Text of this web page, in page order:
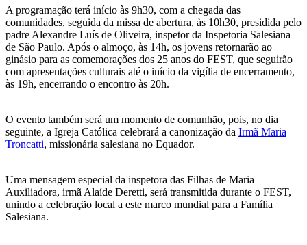
A programação terá início às 9h30, com a chegada das
comunidades, seguida da missa de abertura, às 10h30, presidida pelo
padre Alexandre Luís de Oliveira, inspetor da Inspetoria Salesiana
de São Paulo. Após o almoço, às 14h, os jovens retornarão ao
ginásio para as comemorações dos 25 anos do FEST, que seguirão
com apresentações culturais até o início da vigília de encerramento,
às 19h, encerrando o encontro às 20h.
O evento também será um momento de comunhão, pois, no dia
seguinte, a Igreja Católica celebrará a canonização da Irmã Maria
Troncatti, missionária salesiana no Equador.
Uma mensagem especial da inspetora das Filhas de Maria
Auxiliadora, irmã Alaíde Deretti, será transmitida durante o FEST,
unindo a celebração local a este marco mundial para a Família
Salesiana.